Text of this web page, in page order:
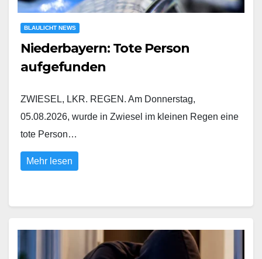
BLAULICHT NEWS
Niederbayern: Tote Person
aufgefunden
ZWIESEL, LKR. REGEN. Am Donnerstag,
05.08.2026, wurde in Zwiesel im kleinen Regen eine
tote Person…
Mehr lesen